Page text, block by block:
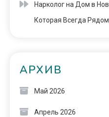
Нарколог на Дом в
Которая Всегда Рядом
АРХИВ
Май 2026
Апрель 2026